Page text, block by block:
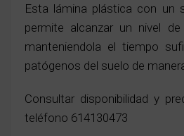
Esta lámina plástica con un
permite alcanzar un nivel
manteniendola el tiempo
patógenos del suelo de
Consultar disponibilidad y
teléfono 614130473